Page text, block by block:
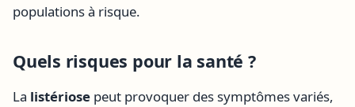
populations à risque.
Quels risques pour la santé ?
La listériose peut provoquer des symptômes variés,